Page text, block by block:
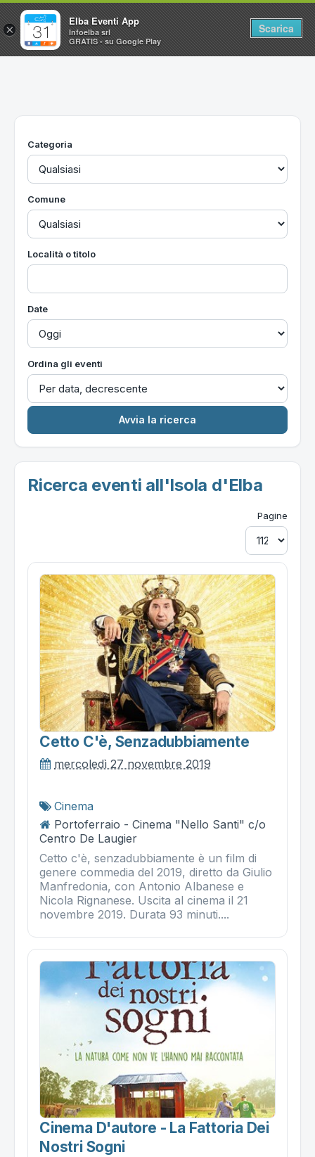
Home
Utilità
Categoria
Comune
Località o titolo
Date
Ordina gli eventi
Ricerca eventi all'Isola d'Elba
Pagine
Cetto C'è, Senzadubbiamente
mercoledì 27 novembre 2019
Cinema
Portoferraio - Cinema "Nello Santi" c/o
Centro De Laugier
Cetto c'è, senzadubbiamente è un film di
genere commedia del 2019, diretto da Giulio
Manfredonia, con Antonio Albanese e
Nicola Rignanese. Uscita al cinema il 21
novembre 2019. Durata 93 minuti....
Cinema D'autore - La Fattoria Dei
Nostri Sogni
×
Elba Eventi App
Infoelba srl
GRATIS - su Google Play
Scarica